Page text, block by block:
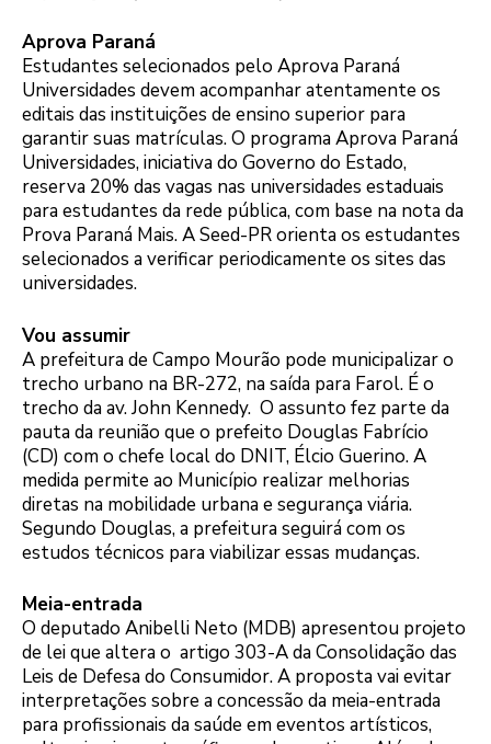
Aprova Paraná
Estudantes selecionados pelo Aprova Paraná
Universidades devem acompanhar atentamente os
editais das instituições de ensino superior para
garantir suas matrículas. O programa Aprova Paraná
Universidades, iniciativa do Governo do Estado,
reserva 20% das vagas nas universidades estaduais
para estudantes da rede pública, com base na nota da
Prova Paraná Mais. A Seed-PR orienta os estudantes
selecionados a verificar periodicamente os sites das
universidades.
Vou assumir
A prefeitura de Campo Mourão pode municipalizar o
trecho urbano na BR-272, na saída para Farol. É o
trecho da av. John Kennedy. O assunto fez parte da
pauta da reunião que o prefeito Douglas Fabrício
(CD) com o chefe local do DNIT, Élcio Guerino. A
medida permite ao Município realizar melhorias
diretas na mobilidade urbana e segurança viária.
Segundo Douglas, a prefeitura seguirá com os
estudos técnicos para viabilizar essas mudanças.
Meia-entrada
O deputado Anibelli Neto (MDB) apresentou projeto
de lei que altera o artigo 303-A da Consolidação das
Leis de Defesa do Consumidor. A proposta vai evitar
interpretações sobre a concessão da meia-entrada
para profissionais da saúde em eventos artísticos,